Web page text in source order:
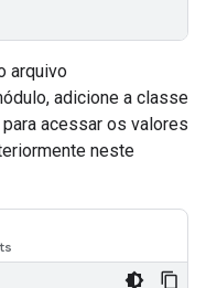
arquivo
adicione a classe
acessar os valores
neste